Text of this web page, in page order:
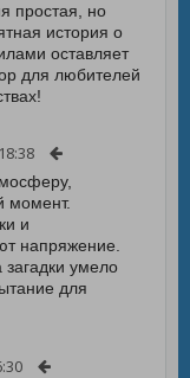
простая, но
история о
оставляет
для любителей
момент.
и
напряжение.
умело
для